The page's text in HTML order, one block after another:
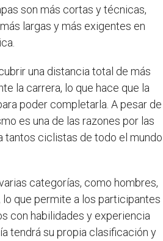
son más cortas y técnicas,
largas y más exigentes en
una distancia total de más
la carrera, lo que hace que la
poder completarla. A pesar de
es una de las razones por las
tantos ciclistas de todo el mundo
categorías, como hombres,
que permite a los participantes
con habilidades y experiencia
tendrá su propia clasificación y